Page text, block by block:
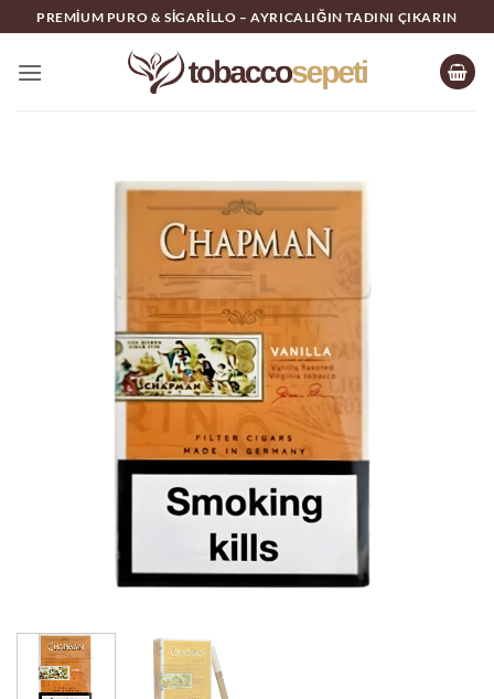
İçeriğe
atla
PREMIUM PURO & SIGARILLO – AYRICALIĞIN TADINI ÇIKARIN